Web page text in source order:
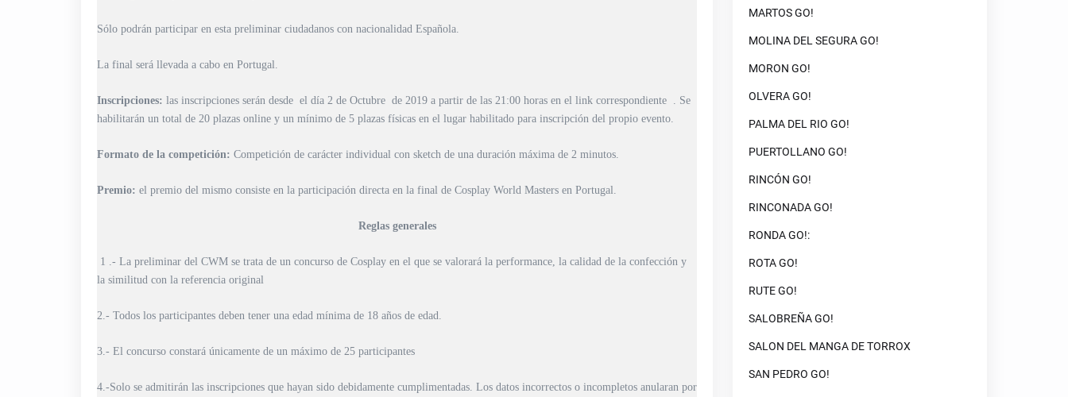
Sólo podrán participar en esta preliminar ciudadanos con nacionalidad Española.
La final será llevada a cabo en Portugal.
Inscripciones: las inscripciones serán desde el día 2 de Octubre de 2019 a partir de las 21:00 horas en el link correspondiente . Se
habilitarán un total de 20 plazas online y un mínimo de 5 plazas físicas en el lugar habilitado para inscripción del propio evento.
Formato de la competición: Competición de carácter individual con sketch de una duración máxima de 2 minutos.
Premio: el premio del mismo consiste en la participación directa en la final de Cosplay World Masters en Portugal.
Reglas generales
1 .- La preliminar del CWM se trata de un concurso de Cosplay en el que se valorará la performance, la calidad de la confección y
la similitud con la referencia original
2.- Todos los participantes deben tener una edad mínima de 18 años de edad.
3.- El concurso constará únicamente de un máximo de 25 participantes
4.-Solo se admitirán las inscripciones que hayan sido debidamente cumplimentadas. Los datos incorrectos o incompletos anularan por
MARTOS GO!
MOLINA DEL SEGURA GO!
MORON GO!
OLVERA GO!
PALMA DEL RIO GO!
PUERTOLLANO GO!
RINCÓN GO!
RINCONADA GO!
RONDA GO!:
ROTA GO!
RUTE GO!
SALOBREÑA GO!
SALON DEL MANGA DE TORROX
SAN PEDRO GO!